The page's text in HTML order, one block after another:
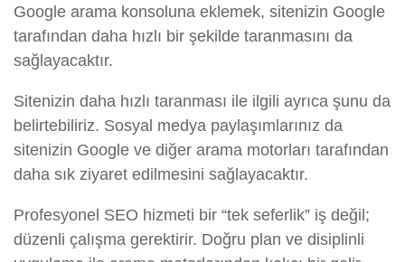
Google arama konsoluna eklemek, sitenizin Google
tarafından daha hızlı bir şekilde taranmasını da
sağlayacaktır.
Sitenizin daha hızlı taranması ile ilgili ayrıca şunu da
belirtebiliriz. Sosyal medya paylaşımlarınız da
sitenizin Google ve diğer arama motorları tarafından
daha sık ziyaret edilmesini sağlayacaktır.
Profesyonel SEO hizmeti bir “tek seferlik” iş değil;
düzenli çalışma gerektirir. Doğru plan ve disiplinli